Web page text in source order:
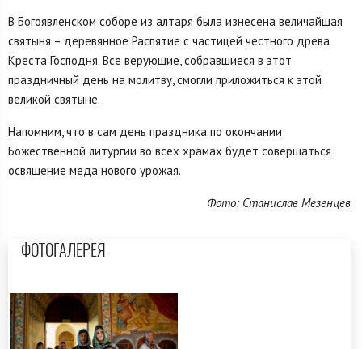
В Богоявленском соборе из алтаря была изнесена величайшая
святыня – деревянное Распятие с частицей честного древа
Креста Господня. Все верующие, собравшиеся в этот
праздничный день на молитву, смогли приложиться к этой
великой святыне.
Напомним, что в сам день праздника по окончании
Божественной литургии во всех храмах будет совершаться
освящение меда нового урожая.
Фото: Станислав Мезенцев
ФОТОГАЛЕРЕЯ